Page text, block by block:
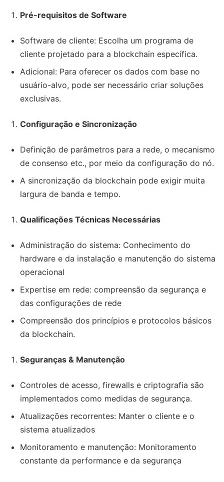
Pré-requisitos de Software
Software de cliente: Escolha um programa de
cliente projetado para a blockchain específica.
Adicional: Para oferecer os dados com base no
usuário-alvo, pode ser necessário criar soluções
exclusivas.
Configuração e Sincronização
Definição de parâmetros para a rede, o mecanismo
de consenso etc., por meio da configuração do nó.
A sincronização da blockchain pode exigir muita
largura de banda e tempo.
Qualificações Técnicas Necessárias
Administração do sistema: Conhecimento do
hardware e da instalação e manutenção do sistema
operacional
Expertise em rede: compreensão da segurança e
das configurações de rede
Compreensão dos princípios e protocolos básicos
da blockchain.
Seguranças & Manutenção
Controles de acesso, firewalls e criptografia são
implementados como medidas de segurança.
Atualizações recorrentes: Manter o cliente e o
sistema atualizados
Monitoramento e manutenção: Monitoramento
constante da performance e da segurança